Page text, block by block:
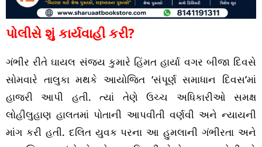
પોલીસે શું કાર્યવાહી કરી?
ગંભીર રીતે ઘાયલ સંજય કુમારે હિંમત હાર્યા વગર બીજા દિવસે
સોમવારે તાલુકા મથકે આયોજિત ‘સંપૂર્ણ સમાધાન દિવસ’માં
હાજરી આપી હતી. ત્યાં તેણે ઉચ્ચ અધિકારીઓ સમક્ષ
લોહીલુહાણ હાલતમાં પોતાની આપવીતી વર્ણવી અને ન્યાયની
માંગ કરી હતી. દલિત યુવક પરના આ હુમલાની ગંભીરતા અને